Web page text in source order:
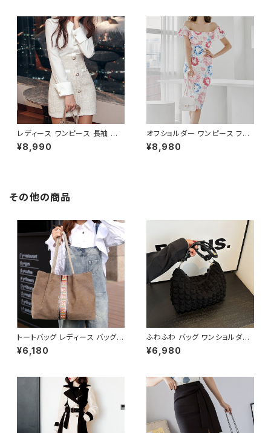
ート 二次会 結婚式 春 夏 秋 冬
お呼ばれ ブラック ベージュ お
しゃれ 高見え 20代 30代 40代
フォーマル 体型カバー 人気 トレ
ンド C-OSS0136
秋 冬 お呼ばれ デート 食事会
フォーマル リゾート パーティー
人気 大人可愛い ホワイト C-O
レディース ワンピース 長袖 シャ
ツワンピース ツイード切替 ミニ
ワンピース 上品 フォーマル ホ
冬 着痩せ効果 きちんと見え カ
¥8,990
オフショルダー ワンピース フラ
ワー柄 タイトワンピース ドレス
花柄ワンピ 春夏 エレガント 大
¥8,980
その他の商品
トートバッグ レディース バッグ
春夏 秋冬 春 夏 秋 冬 シンプル
トートバッグ バッグ かばん キャ
グレー アイボリー ネイビー デ
ート 帆布 通勤 通学 通勤バッグ
オフィスカジュアル デイリー お
出かけ オフィス カジュアル OL
上品 大人 10代 20代 30代 40
代 K-B0047
¥6,180
ふわふわ バッグ ワンショルダー
バッグ ハンドバッグ 韓国風 レデ
ィース かわいい 小さめ 軽量 お
¥6,980